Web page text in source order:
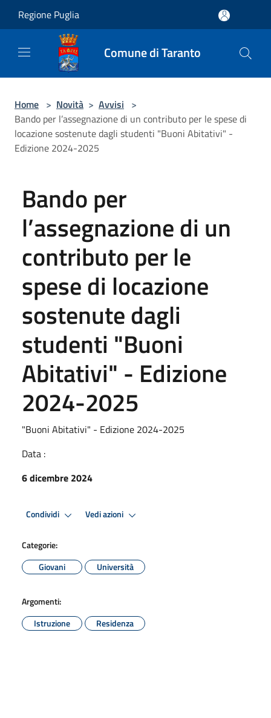
Regione Puglia
Comune di Taranto
Home > Novità > Avvisi >
Bando per l’assegnazione di un contributo per le spese di
locazione sostenute dagli studenti "Buoni Abitativi" -
Edizione 2024-2025
Bando per
l’assegnazione di un
contributo per le
spese di locazione
sostenute dagli
studenti "Buoni
Abitativi" - Edizione
2024-2025
"Buoni Abitativi" - Edizione 2024-2025
Data :
6 dicembre 2024
Condividi Vedi azioni
Categorie:
Giovani
Università
Argomenti:
Istruzione
Residenza